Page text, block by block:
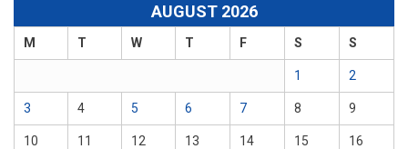
AUGUST 2026
M T W T F S S
1 2
3 4 5 6 7 8 9
10 11 12 13 14 15 16